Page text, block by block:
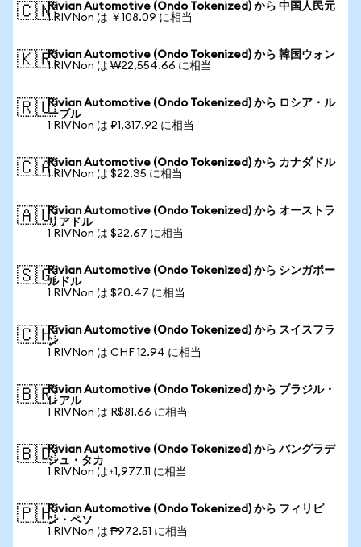
🇨🇳Rivian Automotive (Ondo Tokenized) から 中国人民元
1 RIVNon は ￥108.09 に相当
🇰🇷Rivian Automotive (Ondo Tokenized) から 韓国ウォン
1 RIVNon は ₩22,554.66 に相当
🇷🇺Rivian Automotive (Ondo Tokenized) から ロシア・ル
ーブル
1 RIVNon は ₽1,317.92 に相当
🇨🇦Rivian Automotive (Ondo Tokenized) から カナダドル
1 RIVNon は $22.35 に相当
🇦🇺Rivian Automotive (Ondo Tokenized) から オーストラ
リアドル
1 RIVNon は $22.67 に相当
🇸🇬Rivian Automotive (Ondo Tokenized) から シンガポー
ルドル
1 RIVNon は $20.47 に相当
🇨🇭Rivian Automotive (Ondo Tokenized) から スイスフラ
ン
1 RIVNon は CHF 12.94 に相当
🇧🇷Rivian Automotive (Ondo Tokenized) から ブラジル・
レアル
1 RIVNon は R$81.66 に相当
🇧🇩Rivian Automotive (Ondo Tokenized) から バングラデ
シュ・タカ
1 RIVNon は ৳1,977.11 に相当
🇵🇭Rivian Automotive (Ondo Tokenized) から フィリピ
ン・ペソ
1 RIVNon は ₱972.51 に相当